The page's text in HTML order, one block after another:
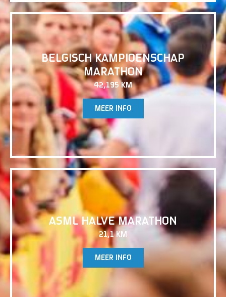
UITVERKOCHT
BELGISCH KAMPIOENSCHAP
MARATHON
42,195 KM
MEER INFO
ASML HALVE MARATHON
21,1 KM
MEER INFO